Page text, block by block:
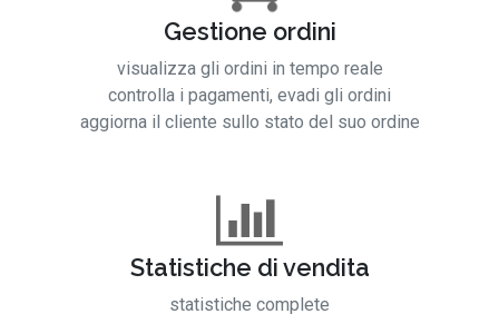
Gestione ordini
visualizza gli ordini in tempo reale
controlla i pagamenti, evadi gli ordini
aggiorna il cliente sullo stato del suo ordine
Statistiche di vendita
statistiche complete